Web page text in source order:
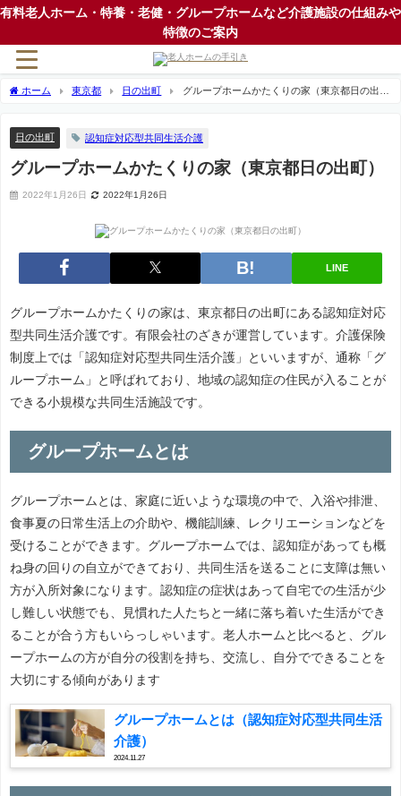
有料老人ホーム・特養・老健・グループホームなど介護施設の仕組みや
特徴のご案内
ホーム 東京都 日の出町
グループホームかたくりの家（東京都日の出
日の出町 認知症対応型共同生活介護
グループホームかたくりの家（東京都日の出町）
2022年1月26日 2022年1月26日
LINE
グループホームかたくりの家は、東京都日の出町にある認知症対応
型共同生活介護です。有限会社のざきが運営しています。介護保険
制度上では「認知症対応型共同生活介護」といいますが、通称「グ
ループホーム」と呼ばれており、地域の認知症の住民が入ることが
できる小規模な共同生活施設です。
グループホームとは
グループホームとは、家庭に近いような環境の中で、入浴や排泄、
食事夏の日常生活上の介助や、機能訓練、レクリエーションなどを
受けることができます。グループホームでは、認知症があっても概
ね身の回りの自立ができており、共同生活を送ることに支障は無い
方が入所対象になります。認知症の症状はあって自宅での生活が少
し難しい状態でも、見慣れた人たちと一緒に落ち着いた生活ができ
ることが合う方もいらっしゃいます。老人ホームと比べると、グル
ープホームの方が自分の役割を持ち、交流し、自分でできることを
大切にする傾向があります
グループホームとは（認知症対応型共同生活
介護）
2024.11.27